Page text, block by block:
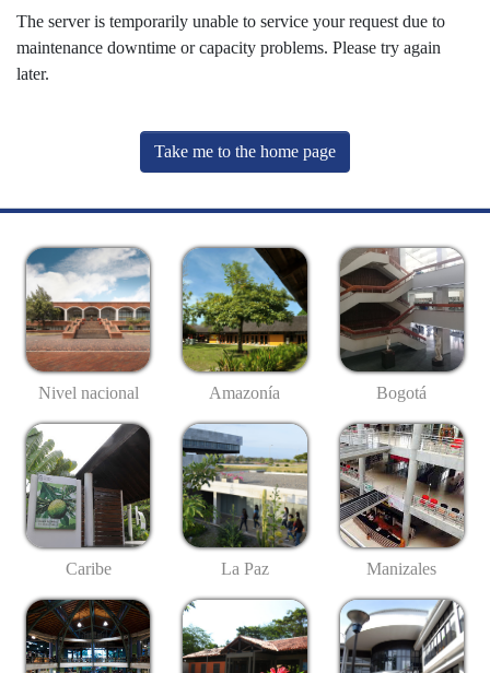
The server is temporarily unable to service your request due to
maintenance downtime or capacity problems. Please try again
later.
Take me to the home page
Nivel nacional Amazonía Bogotá
Caribe La Paz Manizales